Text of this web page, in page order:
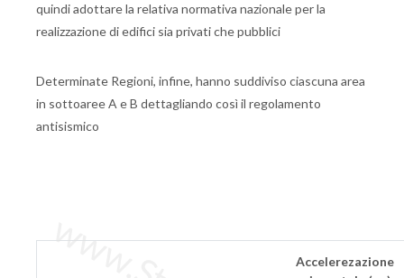
quindi adottare la relativa normativa nazionale per la
realizzazione di edifici sia privati che pubblici
Determinate Regioni, infine, hanno suddiviso ciascuna area
in sottoaree A e B dettagliando così il regolamento
antisismico
Accelerezazione